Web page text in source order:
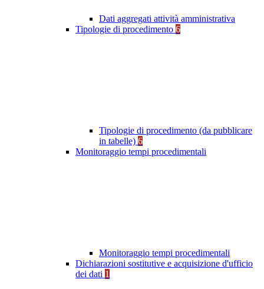
Dati aggregati attività amministrativa
Tipologie di procedimento 6
Tipologie di procedimento (da pubblicare
in tabelle) 6
Monitoraggio tempi procedimentali
Monitoraggio tempi procedimentali
Dichiarazioni sostitutive e acquisizione d'ufficio
dei dati 1